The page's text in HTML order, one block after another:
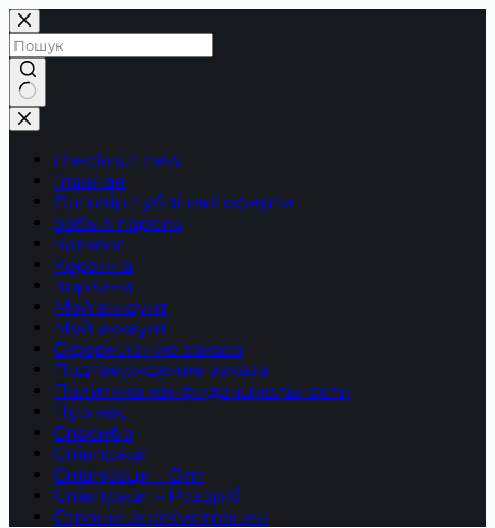
Перейти
до
вмісту
Немає
результатів
checkout new
Главная
Договір публічної оферти
Забыл пароль
Каталог
Корзина
Корзина
Мой аккаунт
Мой аккаунт
Оформление заказа
Подтверждение заказа
Политика конфиденциальности
Про нас
Спасибо
Співпраця
Співпраця – Опт
Співпраця – Роздріб
Страница регистрации